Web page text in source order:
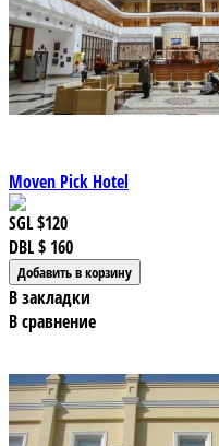
Moven Pick Hotel
SGL$120
DBL$ 160
В закладки
В сравнение